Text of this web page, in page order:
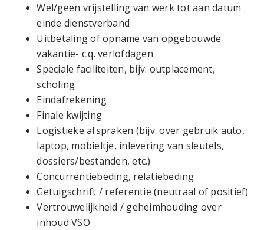
Wel/geen vrijstelling van werk tot aan datum
einde dienstverband
Uitbetaling of opname van opgebouwde
vakantie- c.q. verlofdagen
Speciale faciliteiten, bijv. outplacement,
scholing
Eindafrekening
Finale kwijting
Logistieke afspraken (bijv. over gebruik auto,
laptop, mobieltje, inlevering van sleutels,
dossiers/bestanden, etc.)
Concurrentiebeding, relatiebeding
Getuigschrift / referentie (neutraal of positief)
Vertrouwelijkheid / geheimhouding over
inhoud VSO